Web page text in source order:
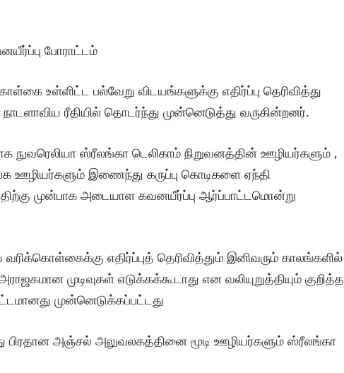
போராட்டம்
உள்ளிட்ட பல்வேறு விடயங்களுக்கு எதிர்ப்பு தெரிவித்து
ரீதியில் தொடர்ந்து முன்னெடுத்து வருகின்றனர்.
நுவரெலியா ஸ்ரீலங்கா டெலிகாம் நிறுவனத்தின் ஊழியர்களும் ,
ஊழியர்களும் இணைந்து கருப்பு கொடிகளை ஏந்தி
முன்பாக அடையாள கவனயீர்ப்பு ஆர்ப்பாட்டமொன்று
எதிர்ப்புத் தெரிவித்தும் இனிவரும் காலங்களில்
முடிவுகள் எடுக்கக்கூடாது என வலியுறுத்தியும் குறித்த
முன்னெடுக்கப்பட்டது
பிரதான அஞ்சல் அலுவலகத்தினை மூடி ஊழியர்களும் ஸ்ரீலங்கா